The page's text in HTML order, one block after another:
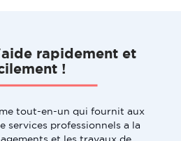
rapidement et
!
tout-en-un qui fournit aux
services professionnels a la